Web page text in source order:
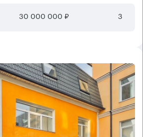
30 000 000 ₽ 3